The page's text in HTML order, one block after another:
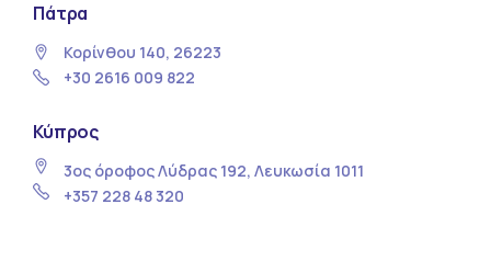
Πάτρα
Κορίνθου 140, 26223
+30 2616 009 822
Κύπρος
3ος όροφος Λύδρας 192, Λευκωσία 1011
+357 228 48 320